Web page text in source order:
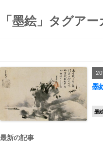
「墨絵」タグアー
墨
墨
最新の記事